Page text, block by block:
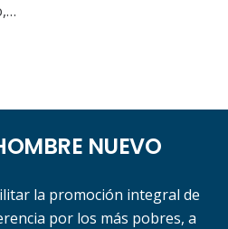
NUEVO
la promoción integral de
por los más pobres, a